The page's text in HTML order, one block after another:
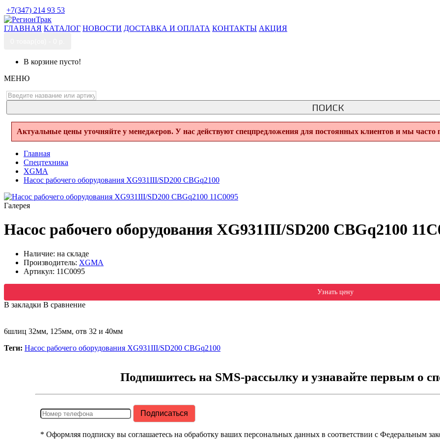
+7(347) 214 93 53
ГЛАВНАЯ КАТАЛОГ НОВОСТИ ДОСТАВКА И ОПЛАТА КОНТАКТЫ АКЦИЯ
В корзине пусто!
МЕНЮ
ПОИСК
Актуальные цены уточняйте у менеджеров. У нас действуют спецпредложения для постоянных клиентов и мы часто
Главная
Спецтехника
XGMA
Насос рабочего оборудования XG931III/SD200 CBGq2100
Галерея
Насос рабочего оборудования XG931III/SD200 CBGq2100
Наличие: на складе
Производитель: XGMA
Артикул: 11C0095
Узнать цену
В закладки В сравнение
6шлиц 32мм, 125мм, отв 32 и 40мм
Теги: Насос рабочего оборудования XG931III/SD200 CBGq2100
Подпишитесь на SMS-рассылку и узнавайте первым о
* Оформляя подписку вы соглашаетесь на обработку ваших персональных данных в соответствии с Федеральным